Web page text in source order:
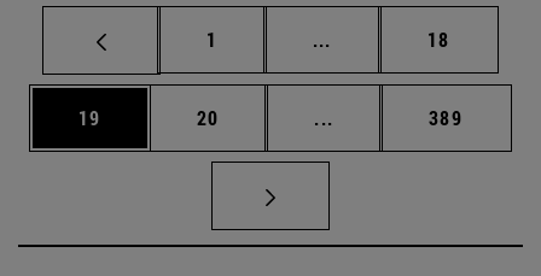
Página
1 ... Páginas intermedias
Página
18
Página
19 Página
20 ... Páginas intermedias
Página
389